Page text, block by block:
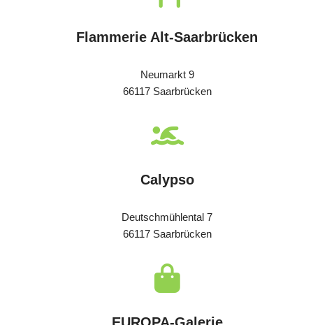
Flammerie Alt-Saarbrücken
Neumarkt 9
66117 Saarbrücken
Calypso
Deutschmühlental 7
66117 Saarbrücken